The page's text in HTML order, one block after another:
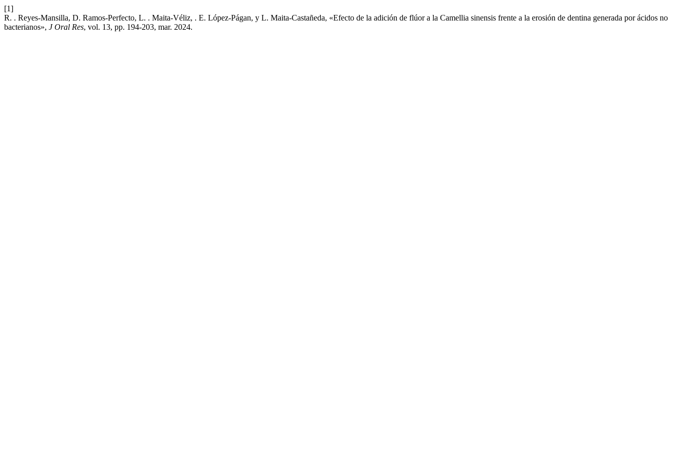
[1]
R. . Reyes-Mansilla, D. Ramos-Perfecto, L. . Maita-Véliz, . E. López-Págan, y L. Maita-Castañeda, «Efecto de la adición de flúor a la Camellia sinensis frente a la erosión de dentina generada por ácidos no
bacterianos», J Oral Res, vol. 13, pp. 194-203, mar. 2024.